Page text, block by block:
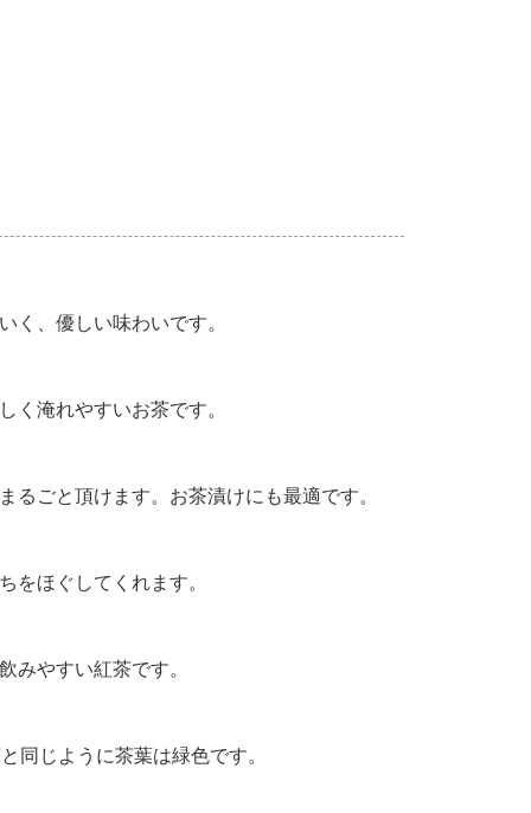
く、優しい味わいです。
く淹れやすいお茶です。
ごと頂けます。お茶漬けにも最適です。
をほぐしてくれます。
みやすい紅茶です。
同じように茶葉は緑色です。